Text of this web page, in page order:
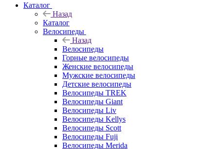
Каталог
Назад
Каталог
Велосипеды
Назад
Велосипеды
Горные велосипеды
Женские велосипеды
Мужские велосипеды
Детские велосипеды
Велосипеды TREK
Велосипеды Giant
Велосипеды Liv
Велосипеды Kellys
Велосипеды Scott
Велосипеды Fuji
Велосипеды Merida